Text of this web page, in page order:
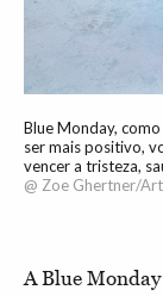
Blue Monday,
ser mais positivo,
vencer a tristeza,
@ Zoe Ghertner/
A Blue